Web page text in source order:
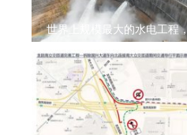
世界上规模最大的水电工程，